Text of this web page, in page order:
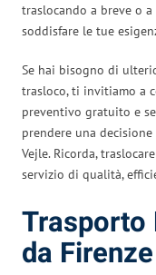
traslocando a breve o
soddisfare le tue
Se hai bisogno di
trasloco, ti invitiamo a
preventivo gratuito e
prendere una
Vejle. Ricorda,
servizio di qualità,
Trasporto
da